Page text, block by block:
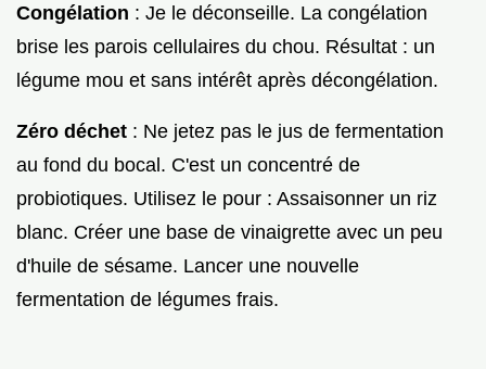
Congélation : Je le déconseille. La congélation
brise les parois cellulaires du chou. Résultat : un
légume mou et sans intérêt après décongélation.
Zéro déchet : Ne jetez pas le jus de fermentation
au fond du bocal. C'est un concentré de
probiotiques. Utilisez le pour : Assaisonner un riz
blanc. Créer une base de vinaigrette avec un peu
d'huile de sésame. Lancer une nouvelle
fermentation de légumes frais.